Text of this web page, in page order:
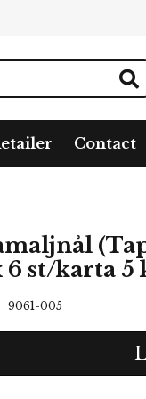
Contact
st/karta 5
9061-005